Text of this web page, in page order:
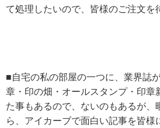
て処理したいので、皆様のご注文を
■自宅の私の部屋の一つに、業界誌
章・印の畑・オールスタンプ・印章
た事もあるので、ないのもあるが、
ら、アイカーブで面白い記事を皆様